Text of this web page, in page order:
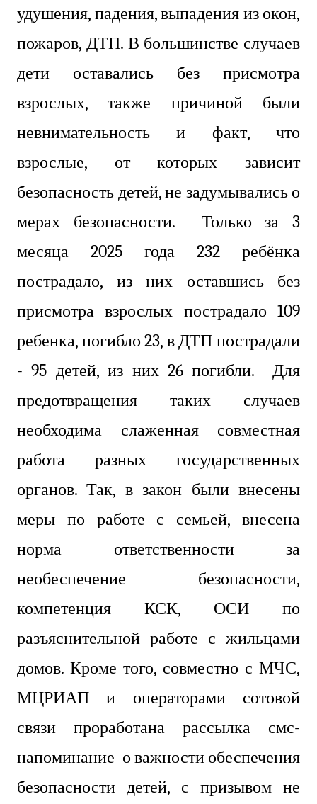
удушения, падения, выпадения из окон,
пожаров, ДТП. В большинстве случаев
дети оставались без присмотра
взрослых, также причиной были
невнимательность и факт, что
взрослые, от которых зависит
безопасность детей, не задумывались о
мерах безопасности. Только за 3
месяца 2025 года 232 ребёнка
пострадало, из них оставшись без
присмотра взрослых пострадало 109
ребенка, погибло 23, в ДТП пострадали
- 95 детей, из них 26 погибли. Для
предотвращения таких случаев
необходима слаженная совместная
работа разных государственных
органов. Так, в закон были внесены
меры по работе с семьей, внесена
норма ответственности за
необеспечение безопасности,
компетенция КСК, ОСИ по
разъяснительной работе с жильцами
домов. Кроме того, совместно с МЧС,
МЦРИАП и операторами сотовой
связи проработана рассылка смс-
напоминание о важности обеспечения
безопасности детей, с призывом не